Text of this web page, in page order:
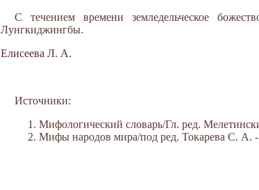
С течением времени земледельческое
Лунгкиджингбы.
Елисеева Л. А.
Источники:
Мифологический словарь/Гл. ред.
Мифы народов мира/под ред. Токарева С. А. -